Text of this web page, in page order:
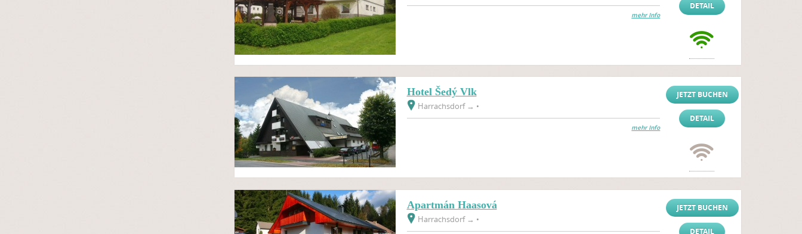
mehr Info
DETAIL
Hotel Šedý Vlk
Harrachsdorf → •
mehr Info
JETZT BUCHEN
DETAIL
Apartmán Haasová
Harrachsdorf → •
JETZT BUCHEN
DETAIL